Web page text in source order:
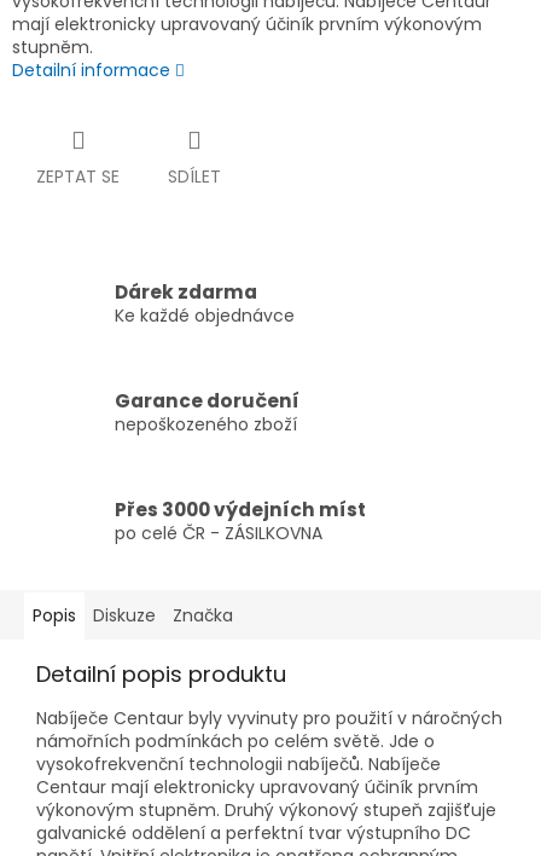
mají elektronicky upravovaný účiník prvním výkonovým
stupněm.
Detailní informace
ZEPTAT SE SDÍLET
Dárek zdarma
Ke každé objednávce
Garance doručení
nepoškozeného zboží
Přes 3000 výdejních míst
po celé ČR - ZÁSILKOVNA
Popis Diskuze Značka
Detailní popis produktu
Nabíječe Centaur byly vyvinuty pro použití v náročných
námořních podmínkách po celém světě. Jde o
vysokofrekvenční technologii nabíječů. Nabíječe
Centaur mají elektronicky upravovaný účiník prvním
výkonovým stupněm. Druhý výkonový stupeň zajišťuje
galvanické oddělení a perfektní tvar výstupního DC